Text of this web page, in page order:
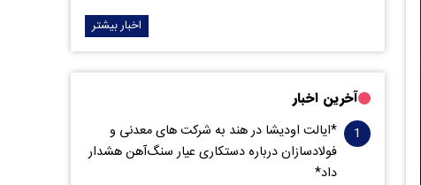
اخبار بیشتر
آخرین اخبار
*ایالت اودیشا در هند به شرکت های معدنی و
فولادسازان درباره دستکاری عیار سنگ‌آهن هشدار
داد*